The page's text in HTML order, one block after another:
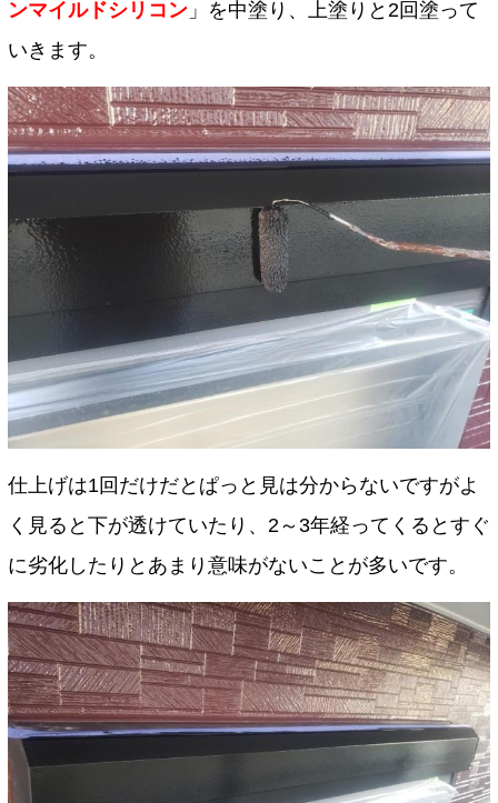
ンマイルドシリコン 」を中塗り、上塗りと2回塗って
いきます。
仕上げは1回だけだとぱっと見は分からないですがよ
く見ると下が透けていたり、2～3年経ってくるとすぐ
に劣化したりとあまり意味がないことが多いです。